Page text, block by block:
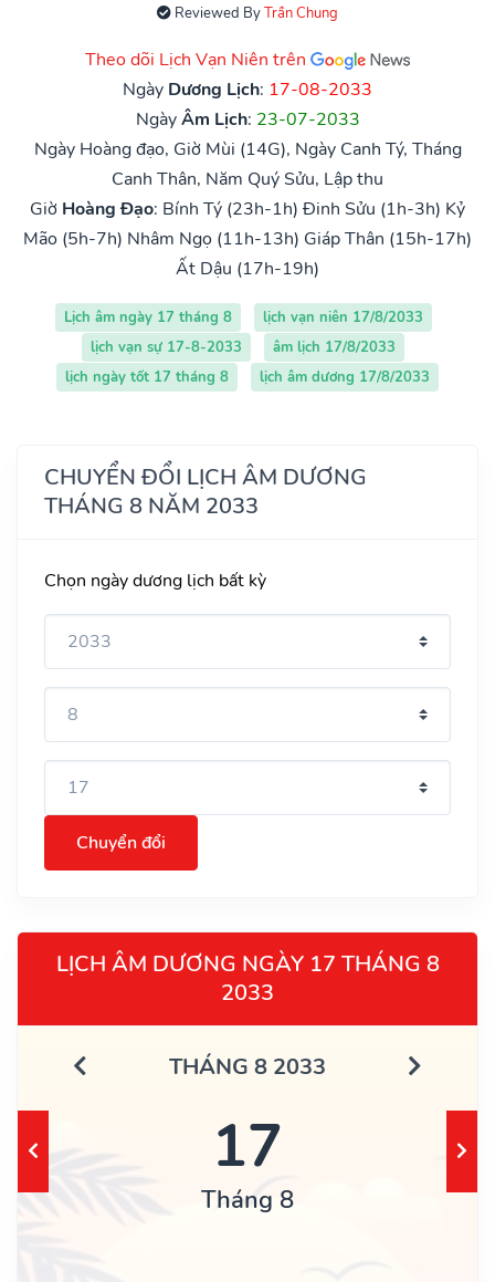
Reviewed ByTrần Chung
Theo dõi Lịch Vạn Niên trên
Ngày Dương Lịch: 17-08-2033
NgàyÂm Lịch: 23-07-2033
Ngày Hoàng đạo, Giờ Mùi (14G), Ngày Canh Tý, Tháng
Canh Thân, Năm Quý Sửu, Lập thu
Giờ Hoàng Đạo: Bính Tý (23h-1h) Đinh Sửu (1h-3h) Kỷ
Mão (5h-7h) Nhâm Ngọ (11h-13h) Giáp Thân (15h-17h)
Ất Dậu (17h-19h)
Lịch âm ngày 17 tháng 8
lịch vạn niên 17/8/2033
lịch vạn sự 17-8-2033
âm lịch 17/8/2033
lịch ngày tốt 17 tháng 8
lịch âm dương 17/8/2033
CHUYỂN ĐỔI LỊCH ÂM DƯƠNG
THÁNG 8 NĂM 2033
Chọn ngày dương lịch bất kỳ
Chuyển đổi
LỊCH ÂM DƯƠNG NGÀY 17 THÁNG 8
2033
THÁNG 8 2033
17
Tháng 8